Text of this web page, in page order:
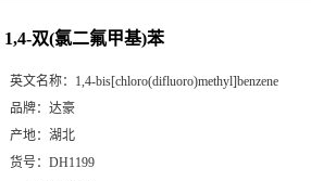
1,4-双(氯二氟甲基)苯
英文名称： 1,4-bis[chloro(difluoro)methyl]benzene
品牌： 达豪
产地： 湖北
货号： DH1199